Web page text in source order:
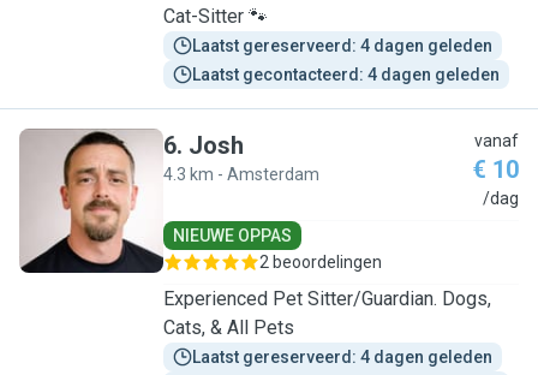
Cat-Sitter 🐾
Laatst gereserveerd: 4 dagen geleden
Laatst gecontacteerd: 4 dagen geleden
J
6. Josh
4.3 km - Amsterdam
vanaf
€ 10
/dag
NIEUWE OPPAS
2 beoordelingen
Experienced Pet Sitter/Guardian. Dogs,
Cats, & All Pets
Laatst gereserveerd: 4 dagen geleden